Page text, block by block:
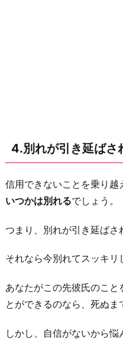
4.別れが引き延ばさ
信用できないことを乗り越
いつかは別れるでしょう。
つまり、別れが引き延ばさ
それなら今別れてスッキリ
あなたがこの先彼氏のこと
とができるのなら、死ぬま
しかし、自信がないから悩